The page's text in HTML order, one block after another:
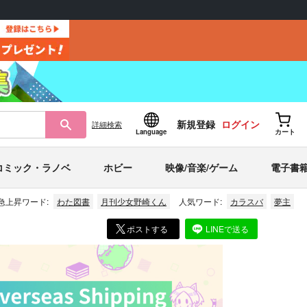
詳細検索
Language
新規登録 ログイン
カート
ミック・ラノベ ホビー 映像/音楽/ゲーム 電子書
上昇ワード: わた図書 月刊少女野崎くん 人気ワード: カラスバ 夢主
ポストする LINEで送る